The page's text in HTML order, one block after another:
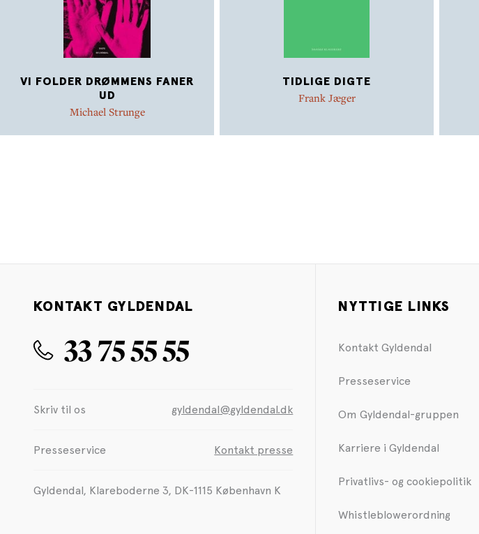
VI FOLDER DRØMMENS FANER
UD
Michael Strunge
TIDLIGE DIGTE
Frank Jæger
KONTAKT GYLDENDAL
33 75 55 55
Skriv til os gyldendal@gyldendal.dk
Presseservice Kontakt presse
Gyldendal, Klareboderne 3, DK-1115 København K
NYTTIGE LINKS
Kontakt Gyldendal
Presseservice
Om Gyldendal-gruppen
Karriere i Gyldendal
Privatlivs- og cookiepolitik
Whistleblowerordning